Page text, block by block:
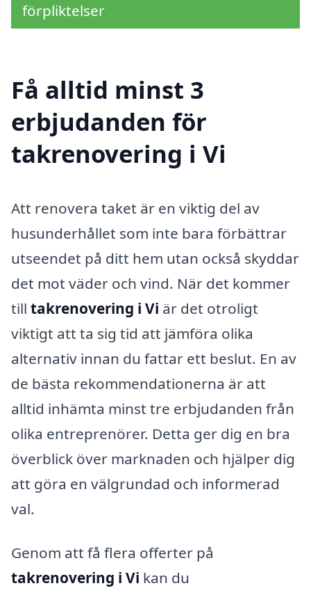
förpliktelser
Få alltid minst 3
erbjudanden för
takrenovering i Vi
Att renovera taket är en viktig del av
husunderhållet som inte bara förbättrar
utseendet på ditt hem utan också skyddar
det mot väder och vind. När det kommer
till takrenovering i Vi är det otroligt
viktigt att ta sig tid att jämföra olika
alternativ innan du fattar ett beslut. En av
de bästa rekommendationerna är att
alltid inhämta minst tre erbjudanden från
olika entreprenörer. Detta ger dig en bra
överblick över marknaden och hjälper dig
att göra en välgrundad och informerad
val.
Genom att få flera offerter på
takrenovering i Vi kan du